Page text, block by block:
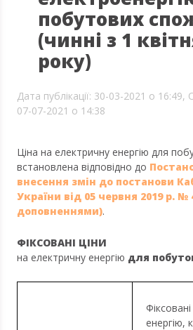
побутових
(чинні з 1
року)
Дата публікації: 30-03-2021 о 16:49,
07-07-2021 о 14:38
Ціна на електричну енергію для
встановлена відповідно до
внесення змін до постанови
України від 05 червня 2019 р. №
доповненнями).
ФІКСОВАНІ ЦІНИ
на електричну енергію для
енергію,